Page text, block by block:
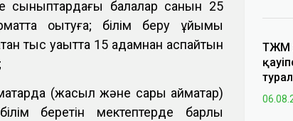
сыныптардағы балалар санын 25
оқытуға; білім беру ұйымы
тыс уақытта 15 адамнан аспайтын
(жасыл және сары аймақтар)
беретін мектептерде барлық
ТЖМ